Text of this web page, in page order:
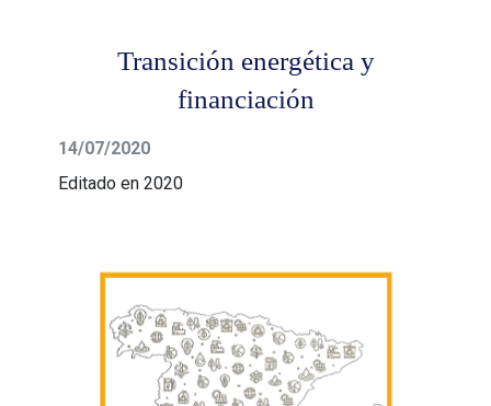
Transición energética y
financiación
14/07/2020
Editado en 2020